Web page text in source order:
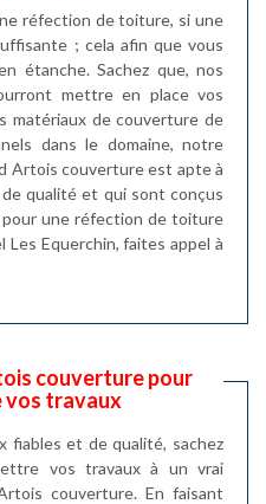
réfection de toiture, si une
; cela afin que vous
étanche. Sachez que, nos
mettre en place vos
matériaux de couverture de
dans le domaine, notre
Artois couverture est apte à
qualité et qui sont conçus
pour une réfection de toiture
Equerchin, faites appel à
couverture pour
vos travaux
fiables et de qualité, sachez
vos travaux à un vrai
couverture. En faisant